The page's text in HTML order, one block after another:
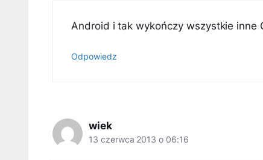
Android i tak wykończy wszystkie inne
Odpowiedz
wiek
13 czerwca 2013 o 06:16